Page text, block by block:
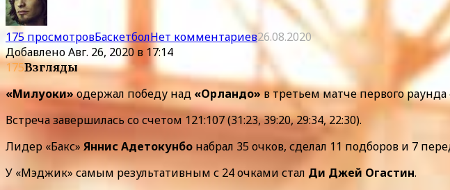
175 просмотровБаскетболНет комментариев26.08.2020
ДобавленоАвг. 26, 2020 в 17:14
175Взгляды
«Милуоки»одержал победу над «Орландо» в третьем матче первого
Встреча завершилась со счетом 121:107 (31:23, 39:20, 29:34, 22:30).
Лидер «Бакс» Яннис Адетокунбо набрал 35 очков, сделал 11 подборов и 7
У «Мэджик» самым результативным с 24 очками стал Ди Джей Огастин.